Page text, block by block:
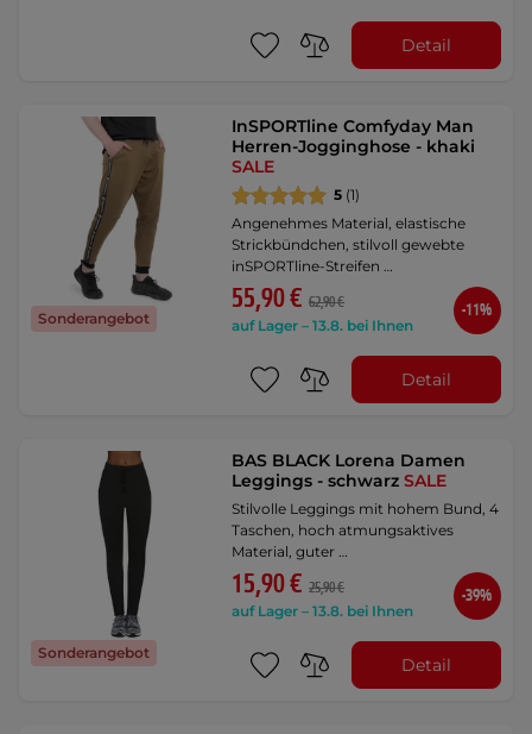
Detail
Sonderangebot
InSPORTline Comfyday Man
Herren-Jogginghose - khaki
SALE
5 (1)
Angenehmes Material, elastische
Strickbündchen, stilvoll gewebte
inSPORTline-Streifen …
55,90 € 62,90 €
auf Lager – 13.8. bei Ihnen
-11%
Detail
Sonderangebot
BAS BLACK Lorena Damen
Leggings - schwarzSALE
Stilvolle Leggings mit hohem Bund, 4
Taschen, hoch atmungsaktives
Material, guter …
15,90 € 25,90 €
auf Lager – 13.8. bei Ihnen
-39%
Detail